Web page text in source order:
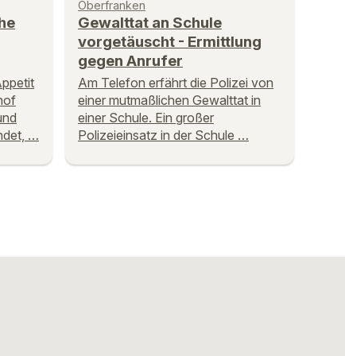
…
Oberfranken
Gewalttat an Schule
vorgetäuscht - Ermittlung
gegen Anrufer
Am Telefon erfährt die Polizei von
einer mutmaßlichen Gewalttat in
einer Schule. Ein großer
Polizeieinsatz in der Schule …